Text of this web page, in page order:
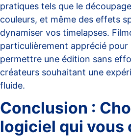
pratiques tels que le
couleurs, et même des effets
dynamiser vos timelapses.
particulièrement apprécié pour
permettre une édition sans
créateurs souhaitant une
fluide.
Conclusion :
logiciel qui vous